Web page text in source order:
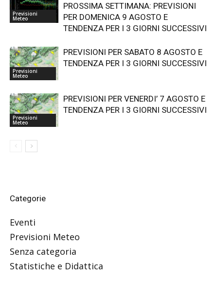
Previsioni
Meteo
PROSSIMA SETTIMANA: PREVISIONI
PER DOMENICA 9 AGOSTO E
TENDENZA PER I 3 GIORNI SUCCESSIVI
Previsioni
Meteo
PREVISIONI PER SABATO 8 AGOSTO E
TENDENZA PER I 3 GIORNI SUCCESSIVI
Previsioni
Meteo
PREVISIONI PER VENERDI’ 7 AGOSTO E
TENDENZA PER I 3 GIORNI SUCCESSIVI
Categorie
Eventi
Previsioni Meteo
Senza categoria
Statistiche e Didattica